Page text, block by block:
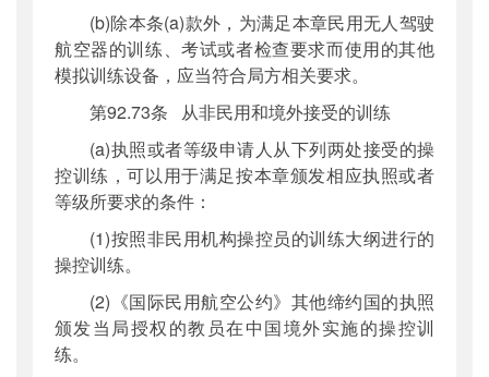
(b)除本条(a)款外，为满足本章民用无人驾驶
航空器的训练、考试或者检查要求而使用的其他
模拟训练设备，应当符合局方相关要求。
第92.73条 从非民用和境外接受的训练
(a)执照或者等级申请人从下列两处接受的操
控训练，可以用于满足按本章颁发相应执照或者
等级所要求的条件：
(1)按照非民用机构操控员的训练大纲进行的
操控训练。
(2)《国际民用航空公约》其他缔约国的执照
颁发当局授权的教员在中国境外实施的操控训
练。